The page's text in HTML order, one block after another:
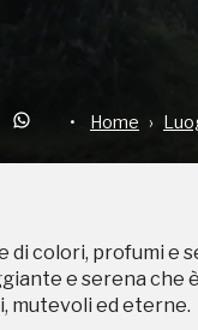
Home
di colori, profumi e
e serena che
mutevoli ed eterne.
di colori, profumi e
e serena che
mutevoli ed eterne.